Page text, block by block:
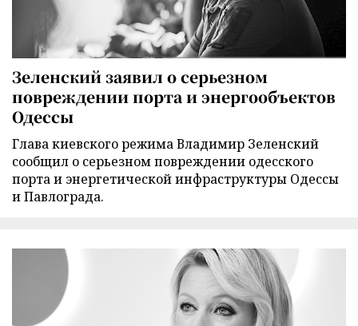
Зеленский заявил о серьезном
повреждении порта и энергообъектов
Одессы
Глава киевского режима Владимир Зеленский
сообщил о серьезном повреждении одесского
порта и энергетической инфраструктуры Одессы
и Павлограда.